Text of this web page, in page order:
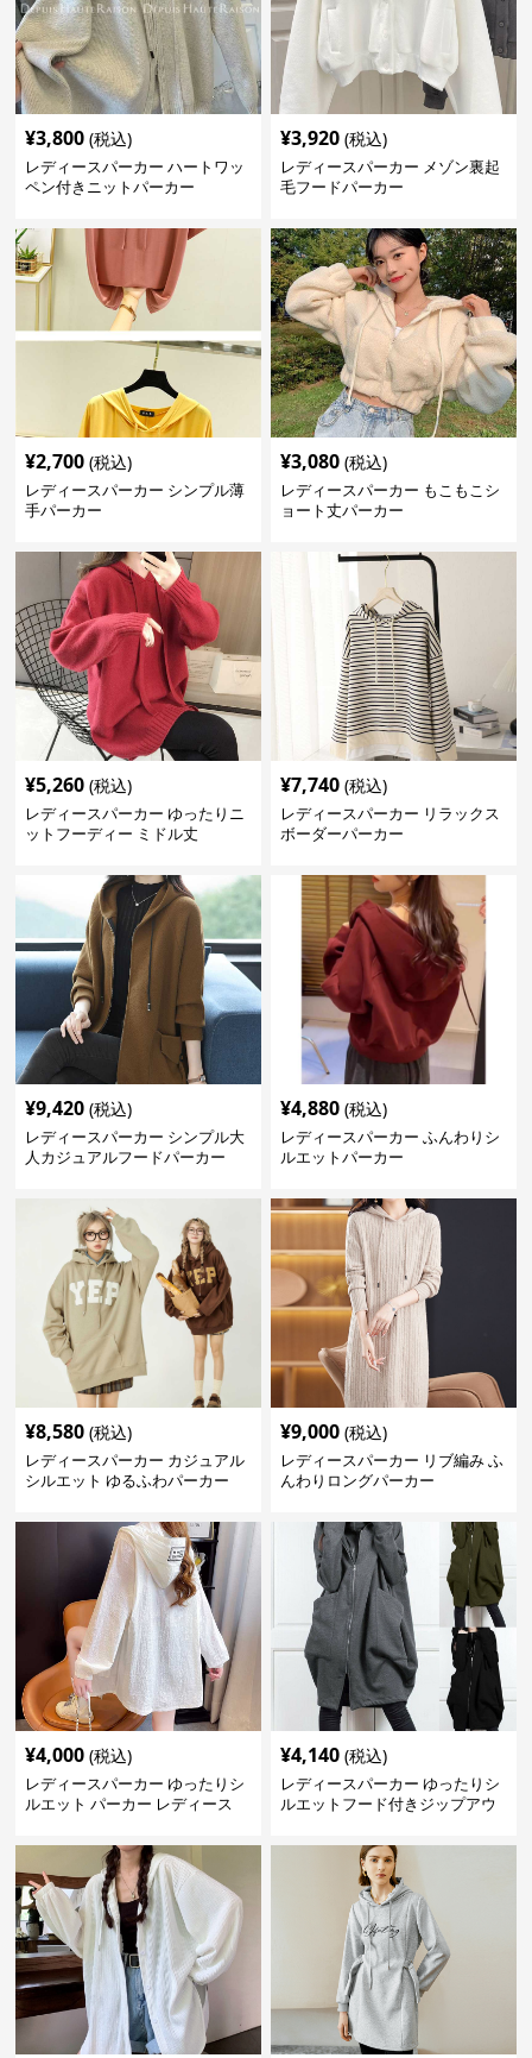
¥3,800 (税込)
レディースパーカー ハートワッ
ペン付きニットパーカー
¥3,920 (税込)
レディースパーカー メゾン裏起
毛フードパーカー
¥2,700 (税込)
レディースパーカー シンプル薄
手パーカー
¥3,080 (税込)
レディースパーカー もこもこシ
ョート丈パーカー
¥5,260 (税込)
レディースパーカー ゆったりニ
ットフーディー ミドル丈
¥7,740 (税込)
レディースパーカー リラックス
ボーダーパーカー
¥9,420 (税込)
レディースパーカー シンプル大
人カジュアルフードパーカー
¥4,880 (税込)
レディースパーカー ふんわりシ
ルエットパーカー
¥8,580 (税込)
レディースパーカー カジュアル
シルエット ゆるふわパーカー
¥9,000 (税込)
レディースパーカー リブ編み ふ
んわりロングパーカー
¥4,000 (税込)
レディースパーカー ゆったりシ
ルエット パーカー レディース
¥4,140 (税込)
レディースパーカー ゆったりシ
ルエットフード付きジップアウ